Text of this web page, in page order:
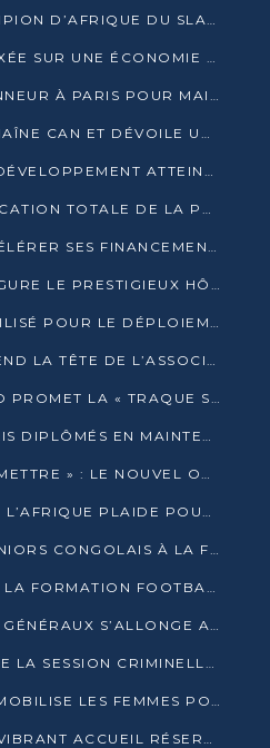
LE CONGO SACRÉ CHAMPION D’AFRIQUE DU SLAM 2025
LA VISION DU CONGO AXÉE SUR UNE ÉCONOMIE BAS CARBONE AU RENDEZ-VOUS DE MONACO 2025
RECONNAISSANCE : HONNEUR À PARIS POUR MAIXENT RAOUL OMINGA
CANAL+ RELANCE LA CHAÎNE CAN ET DÉVOILE UNE OFFRE EXCEPTIONNELLE POUR DÉCEMBRE
LA DETTE DES PAYS EN DÉVELOPPEMENT ATTEINT UN SOMMET HISTORIQUE ENTRE 2022 ET 2024
L’AFRIQUE VISE L’ÉRADICATION TOTALE DE LA POLIOMYÉLITE D’ICI 2026
LA BAD PROMET D’ACCÉLÉRER SES FINANCEMENTS AVEC LE MINISTÈRE DE L’ASSAINISSEMENT
SASSOU NGUESSO INAUGURE LE PRESTIGIEUX HÔTEL KEMPINSKI BRAZZAVILLE
LE SECTEUR PRIVÉ MOBILISÉ POUR LE DÉPLOIEMENT DE 19 MINI-CENTRALES SOLAIRES
YVON SANA BANGUI PREND LA TÊTE DE L’ASSOCIATION DES BANQUES CENTRALES AFRICAINES
DENIS SASSOU-NGUESSO PROMET LA « TRAQUE SANS RELÂCHE » DU GRAND BANDITISME
13 MILITAIRES CONGOLAIS DIPLÔMÉS EN MAINTENANCE INDUSTRIELLE APRÈS TROIS ANS DE FORMATION À L’UNIVERSITÉ MARIEN-NGOUABI
« BÂTIR, SERVIR, TRANSMETTRE » : LE NOUVEL OUVRAGE QUI INTERPELLE LES COLLECTIVITÉS
SYMPOSIUM DE L’ABCA : L’AFRIQUE PLAIDE POUR UN FINANCEMENT CLIMATIQUE ÉQUITABLE
TAEKWONDO : DEUX JUNIORS CONGOLAIS À LA FINALE D’OPEN SYRIES 2025 À ABIDJAN
KINTELÉ, FUTUR HUB DE LA FORMATION FOOTBALLISTIQUE AFRICAINE ?
LA LISTE DES HÔPITAUX GÉNÉRAUX S’ALLONGE AU CONGO
JUSTICE : OUVERTURE DE LA SESSION CRIMINELLE À BRAZZAVILLE AVEC 52 DOSSIERS AU RÔLE
L’OFC CUVETTE-OUEST MOBILISE LES FEMMES POUR ACCUEILLIR LE PRÉSIDENT DE LA RÉPUBLIQUE
VISITE DE TRAVAIL : UN VIBRANT ACCUEIL RÉSERVÉ À DENIS SASSOU-N’GUESSO PAR L’ASSOCIATION « LES AMIS DE WOMO »